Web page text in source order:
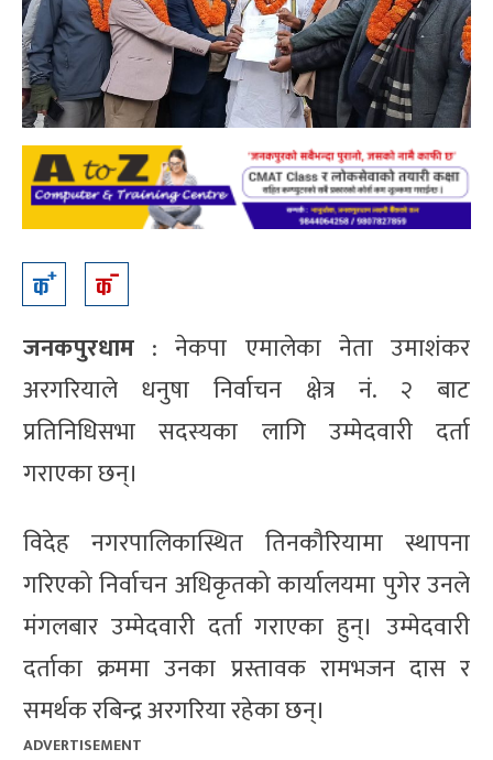
जनकपुरधाम : नेकपा एमालेका नेता उमाशंकर
अरगरियाले धनुषा निर्वाचन क्षेत्र नं. २ बाट
प्रतिनिधिसभा सदस्यका लागि उम्मेदवारी दर्ता
गराएका छन्।
विदेह नगरपालिकास्थित तिनकौरियामा स्थापना
गरिएको निर्वाचन अधिकृतको कार्यालयमा पुगेर उनले
मंगलबार उम्मेदवारी दर्ता गराएका हुन्। उम्मेदवारी
दर्ताका क्रममा उनका प्रस्तावक रामभजन दास र
समर्थक रबिन्द्र अरगरिया रहेका छन्।
ADVERTISEMENT